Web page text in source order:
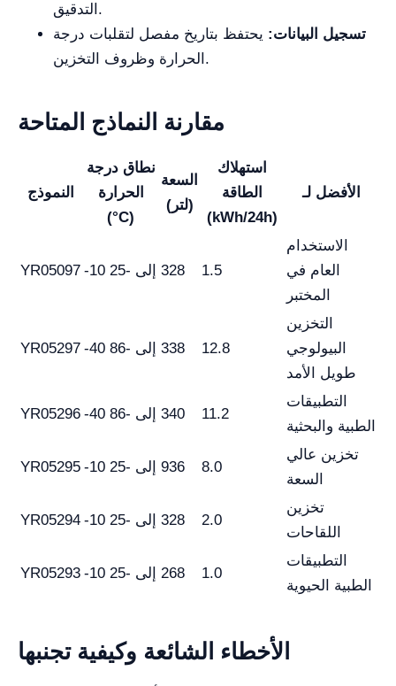
التدقيق.
تسجيل البيانات: يحتفظ بتاريخ مفصل لتقلبات درجة
الحرارة وظروف التخزين.
مقارنة النماذج المتاحة
النموذج
نطاق درجة
الحرارة
(°C)
السعة
(لتر)
استهلاك
الطاقة
(kWh/24h)
الأفضل لـ
YR05097 -10 إلى -25 328 1.5
الاستخدام
العام في
المختبر
YR05297 -40 إلى -86 338 12.8
التخزين
البيولوجي
طويل الأمد
YR05296 -40 إلى -86 340 11.2
التطبيقات
الطبية والبحثية
YR05295 -10 إلى -25 936 8.0
تخزين عالي
السعة
YR05294 -10 إلى -25 328 2.0
تخزين
اللقاحات
YR05293 -10 إلى -25 268 1.0
التطبيقات
الطبية الحيوية
الأخطاء الشائعة وكيفية تجنبها